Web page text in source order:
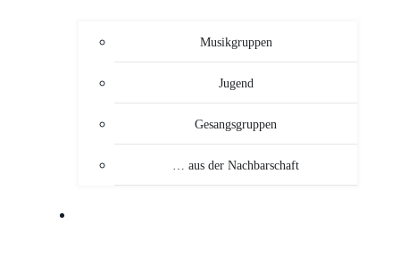
Musikgruppen
Jugend
Gesangsgruppen
… aus der Nachbarschaft